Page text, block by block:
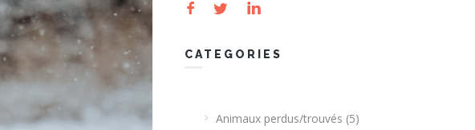
CATEGORIES
Animaux perdus/trouvés (5)